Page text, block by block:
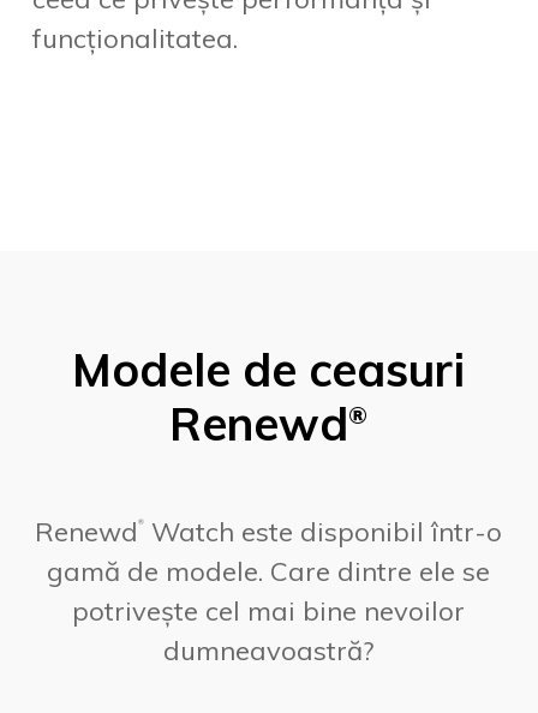
funcționalitatea.
Modele de ceasuri
Renewd®
Renewd®
Watch este disponibil într-o
gamă de modele. Care dintre ele se
potrivește cel mai bine nevoilor
dumneavoastră?